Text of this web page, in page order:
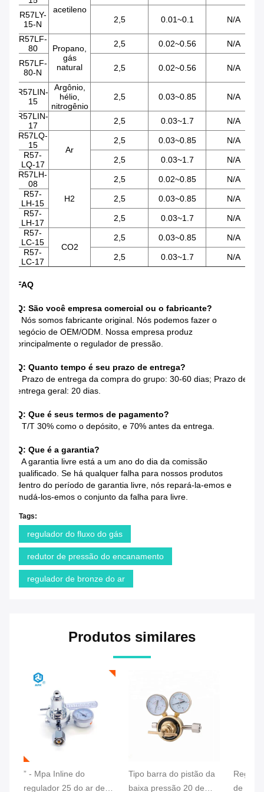
acetileno
R57LY-
15-N
2,5 0.01~0.1 N/A
R57LF-
80
Propano,
gás
natural
2,5 0.02~0.56 N/A
R57LF-
80-N
2,5 0.02~0.56 N/A
R57LIN-
15
Argônio,
hélio,
nitrogênio
2,5 0.03~0.85 N/A
R57LIN-
17
2,5 0.03~1.7
N/A
R57LQ-
15
Ar
2,5 0.03~0.85
N/A
R57-
LQ-17
2,5 0.03~1.7
N/A
R57LH-
08
H2
2,5 0.02~0.85
N/A
R57-
LH-15
2,5 0.03~0.85
N/A
R57-
LH-17
2,5 0.03~1.7
N/A
R57-
LC-15
CO2
2,5 0.03~0.85
N/A
R57-
LC-17
2,5 0.03~1.7 N/A
FAQ
Q: São você empresa comercial ou o fabricante?
: Nós somos fabricante original. Nós podemos fazer o
negócio de OEM/ODM. Nossa empresa produz
principalmente o regulador de pressão.
Q: Quanto tempo é seu prazo de entrega?
Prazo de entrega da compra do grupo: 30-60 dias; Prazo de
entrega geral: 20 dias.
Q: Que é seus termos de pagamento?
T/T 30% como o depósito, e 70% antes da entrega.
Q: Que é a garantia?
A garantia livre está a um ano do dia da comissão
qualificado. Se há qualquer falha para nossos produtos
dentro do período de garantia livre, nós repará-la-emos e
mudá-los-emos o conjunto da falha para livre.
Tags:
regulador do fluxo do gás
redutor de pressão do encanamento
regulador de bronze do ar
Produtos similares
” - Mpa Inline do
regulador 25 do ar de
Tipo barra do pistão da
baixa pressão 20 de
de